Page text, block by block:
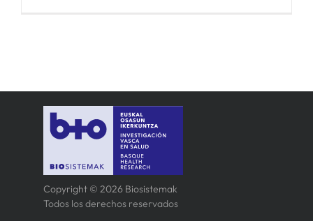
Copyright © 2026 Biosistemak
Todos los derechos reservados